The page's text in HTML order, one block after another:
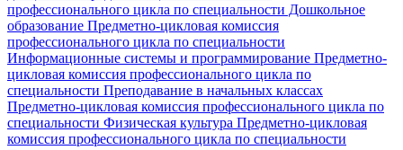
профессионального цикла по специальности Дошкольное
образование Предметно-цикловая комиссия
профессионального цикла по специальности
Информационные системы и программирование Предметно-
цикловая комиссия профессионального цикла по
специальности Преподавание в начальных классах
Предметно-цикловая комиссия профессионального цикла по
специальности Физическая культура Предметно-цикловая
комиссия профессионального цикла по специальности